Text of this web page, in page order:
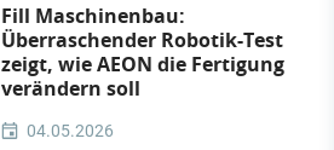
Fill Maschinenbau:
Überraschender Robotik-Test
zeigt, wie AEON die Fertigung
verändern soll
04.05.2026